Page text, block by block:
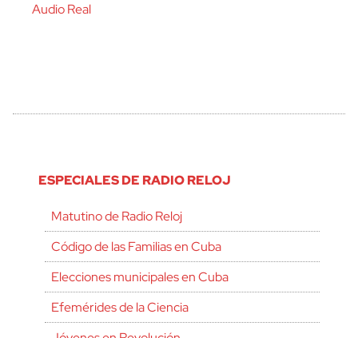
Audio Real
ESPECIALES DE RADIO RELOJ
Matutino de Radio Reloj
Código de las Familias en Cuba
Elecciones municipales en Cuba
Efemérides de la Ciencia